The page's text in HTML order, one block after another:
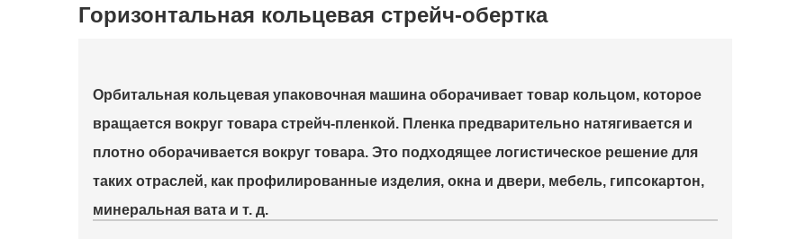
Горизонтальная кольцевая стрейч-обертка
Орбитальная кольцевая упаковочная машина оборачивает товар кольцом, которое
вращается вокруг товара стрейч-пленкой. Пленка предварительно натягивается и
плотно оборачивается вокруг товара. Это подходящее логистическое решение для
таких отраслей, как профилированные изделия, окна и двери, мебель, гипсокартон,
минеральная вата и т. д.